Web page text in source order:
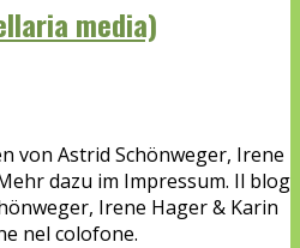
media)
von Astrid Schönweger, Irene
dazu im Impressum. Il blog
Irene Hager & Karin
nel colofone.